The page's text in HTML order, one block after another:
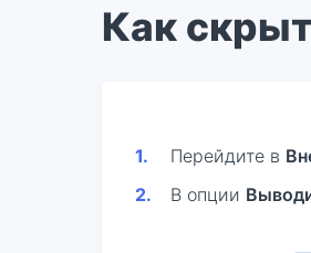
Как
Перейдите в
В опции